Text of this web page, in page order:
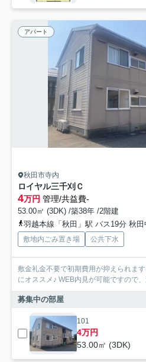
アパート
秋田市寺内
ロイヤル三千刈Ｃ
4万円 管理/共益費-
53.00㎡ (3DK) /築38年 /2階建
羽越本線「秋田」駅 バス19分 秋田
敷地内ごみ置き場 公共下水
敷金礼金不要で初期費用が抑えられま
にオススメ♪ WEB内見が可能ですので
募集中の部屋
101
4万円
53.00㎡ (3DK)